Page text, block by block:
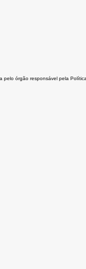
pelo órgão responsável pela